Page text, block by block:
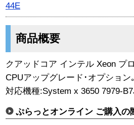
44E
商品概要
クアッドコア インテル Xeon プ
CPUアップグレード･オプション
対応機種:System x 3650 7979-
ぷらっとオンライン ご購入の